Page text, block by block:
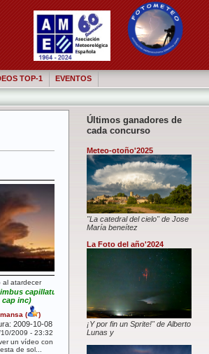
TOP-1 EVENTOS
Últimos ganadores de
cada concurso
Meteo-otoño'2025
"La catedral del cielo" de Jose
María beneítez
La Foto del año'2024
¡Y por fin un Sprite!" de Alberto
Lunas y
al atardecer
capillatus incus (cb
cap inc)
( )
2009-10-08 00:00:00
2009 - 23:32 PM
un vídeo con fotos de esa
de sol...